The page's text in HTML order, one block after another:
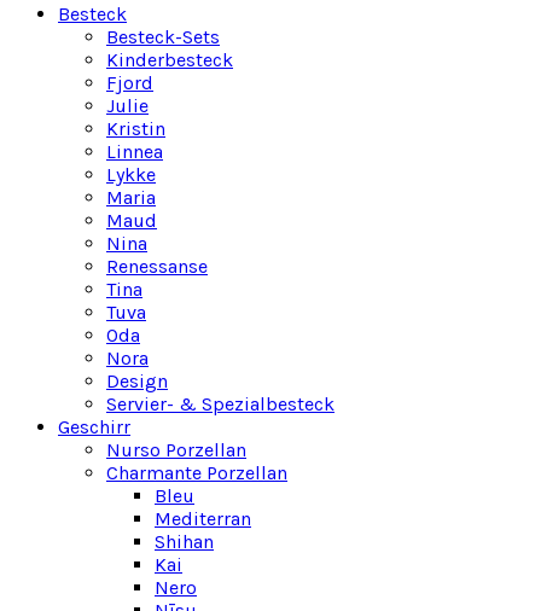
Besteck
Besteck-Sets
Kinderbesteck
Fjord
Julie
Kristin
Linnea
Lykke
Maria
Maud
Nina
Renessanse
Tina
Tuva
Oda
Nora
Design
Servier- & Spezialbesteck
Geschirr
Nurso Porzellan
Charmante Porzellan
Bleu
Mediterran
Shihan
Kai
Nero